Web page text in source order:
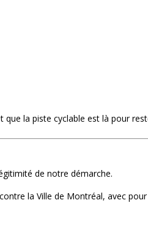
la piste cyclable est là pour
de notre démarche.
la Ville de Montréal, avec